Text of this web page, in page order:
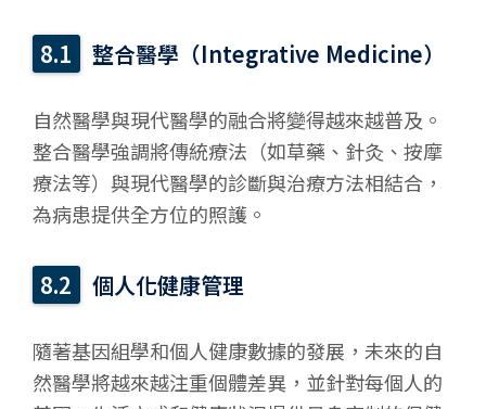
整合醫學（Integrative Medicine）
自然醫學與現代醫學的融合將變得越來越普及。
整合醫學強調將傳統療法（如草藥、針灸、按摩
療法等）與現代醫學的診斷與治療方法相結合，
為病患提供全方位的照護。
個人化健康管理
隨著基因組學和個人健康數據的發展，未來的自
然醫學將越來越注重個體差異，並針對每個人的